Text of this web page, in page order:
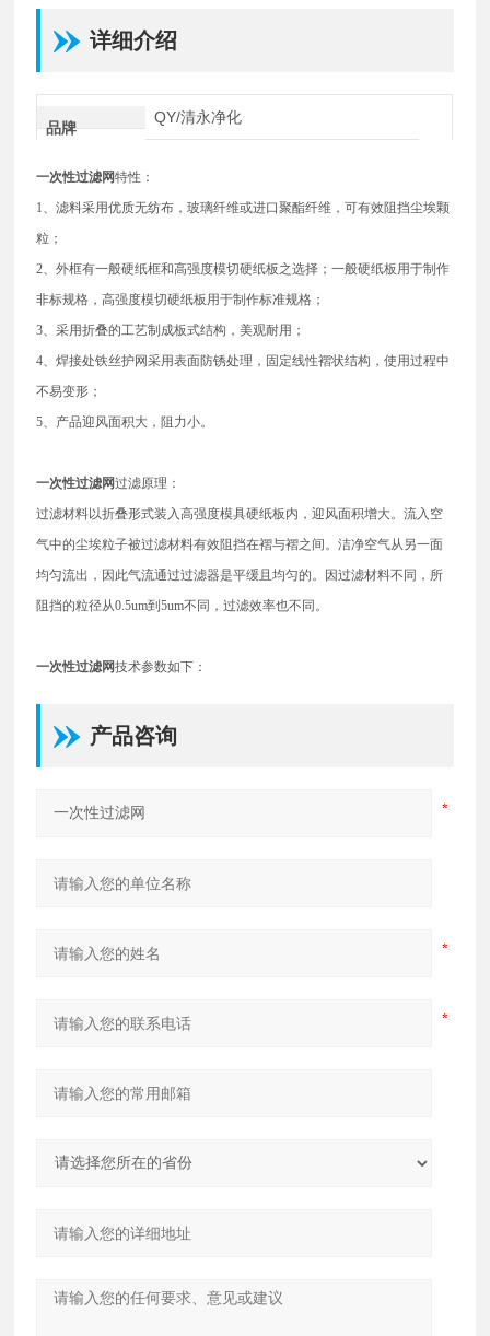
详细介绍
品牌
QY/清永净化
一次性过滤网特性：
1、滤料采用优质无纺布，玻璃纤维或进口聚酯纤维，可有效阻挡尘埃颗
粒；
2、外框有一般硬纸框和高强度模切硬纸板之选择；一般硬纸板用于制作
非标规格，高强度模切硬纸板用于制作标准规格；
3、采用折叠的工艺制成板式结构，美观耐用；
4、焊接处铁丝护网采用表面防锈处理，固定线性褶状结构，使用过程中
不易变形；
5、产品迎风面积大，阻力小。
一次性过滤网过滤原理：
过滤材料以折叠形式装入高强度模具硬纸板内，迎风面积增大。流入空
气中的尘埃粒子被过滤材料有效阻挡在褶与褶之间。洁净空气从另一面
均匀流出，因此气流通过过滤器是平缓且均匀的。因过滤材料不同，所
阻挡的粒径从0.5um到5um不同，过滤效率也不同。
一次性过滤网技术参数如下：
产品咨询